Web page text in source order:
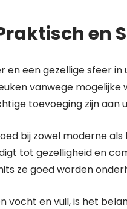
en
een gezellige sfeer in
vanwege mogelijke
toevoeging zijn aan
bij zowel moderne als
tot gezelligheid en
ze goed worden
vocht en vuil, is het